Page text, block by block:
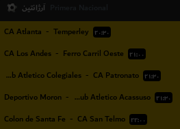
آرژانتین
CA Atlanta - Temperley ۲۰:۳۰
CA Los Andes - Ferro Carril Oeste ۲۱:۰۰
Club Atletico Colegiales - CA Patronato ۲۱:۳۰
Deportivo Moron - Club Atletico Acassuso ۲۱:۳۰
Colon de Santa Fe - CA San Telmo ۲۲:۰۰